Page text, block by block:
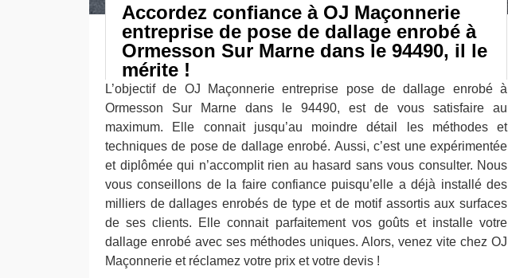
Accordez confiance à OJ Maçonnerie
entreprise de pose de dallage enrobé à
Ormesson Sur Marne dans le 94490, il le
mérite !
L’objectif de OJ Maçonnerie entreprise pose de dallage enrobé à
Ormesson Sur Marne dans le 94490, est de vous satisfaire au
maximum. Elle connait jusqu’au moindre détail les méthodes et
techniques de pose de dallage enrobé. Aussi, c’est une expérimentée
et diplômée qui n’accomplit rien au hasard sans vous consulter. Nous
vous conseillons de la faire confiance puisqu’elle a déjà installé des
milliers de dallages enrobés de type et de motif assortis aux surfaces
de ses clients. Elle connait parfaitement vos goûts et installe votre
dallage enrobé avec ses méthodes uniques. Alors, venez vite chez OJ
Maçonnerie et réclamez votre prix et votre devis !